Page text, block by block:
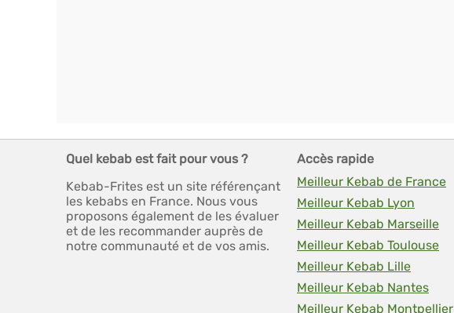
Quel kebab est fait pour vous ?
Kebab-Frites est un site référençant
les kebabs en France. Nous vous
proposons également de les évaluer
et de les recommander auprès de
notre communauté et de vos amis.
Accès rapide
Meilleur Kebab de France
Meilleur Kebab Lyon
Meilleur Kebab Marseille
Meilleur Kebab Toulouse
Meilleur Kebab Lille
Meilleur Kebab Nantes
Meilleur Kebab Montpellier